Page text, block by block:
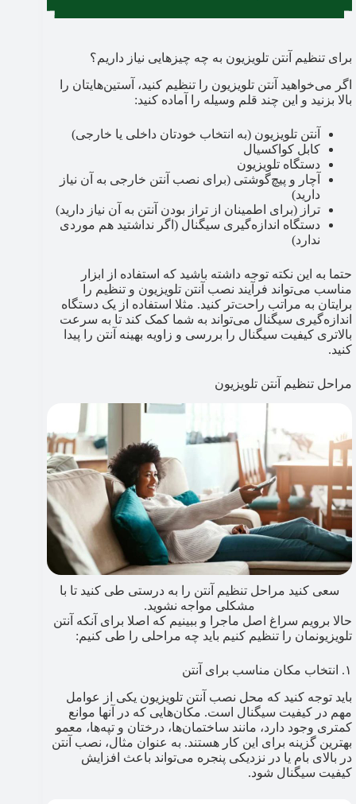
برای تنظیم آنتن تلویزیون به چه چیزهایی نیاز داریم؟
اگر می‌خواهید آنتن تلویزیون را تنظیم کنید، آستین‌هایتان را
بالا بزنید و این چند قلم وسیله را آماده کنید:
آنتن تلویزیون (به انتخاب خودتان داخلی یا خارجی)
کابل کواکسیال
دستگاه تلویزیون
آچار و پیچ‌گوشتی (برای نصب آنتن خارجی به آن نیاز
دارید)
تراز (برای اطمینان از تراز بودن آنتن به آن نیاز دارید)
دستگاه اندازه‌گیری سیگنال (اگر نداشتید هم موردی
ندارد)
حتما به این نکته توجه داشته باشید که استفاده از ابزار
مناسب می‌تواند فرآیند نصب آنتن تلویزیون و تنظیم را
برایتان به مراتب راحت‌تر کنید. مثلا استفاده از یک دستگاه
اندازه‌گیری سیگنال می‌تواند به شما کمک کند تا به سرعت
بالاتری کیفیت سیگنال را بررسی و زاویه بهینه آنتن را پیدا
کنید.
مراحل تنظیم آنتن تلویزیون
سعی کنید مراحل تنظیم آنتن را به درستی طی کنید تا با
مشکلی مواجه نشوید.
حالا برویم سراغ اصل ماجرا و ببینیم که اصلا برای آنکه آنتن
تلویزیونمان را تنظیم کنیم باید چه مراحلی را طی کنیم:
‍۱. انتخاب مکان مناسب برای آنتن
باید توجه کنید که محل نصب آنتن تلویزیون یکی از عوامل
مهم در کیفیت سیگنال است. مکان‌هایی که در آنها موانع
کمتری وجود دارد، مانند ساختمان‌ها، درختان و تپه‌ها، معمو
بهترین گزینه‌ برای این کار هستند. به عنوان مثال، نصب آنتن
در بالای بام یا در نزدیکی پنجره می‌تواند باعث افزایش
کیفیت سیگنال شود.